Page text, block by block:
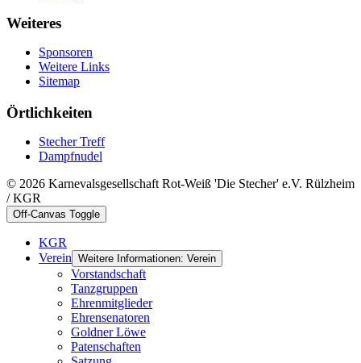
Weiteres
Sponsoren
Weitere Links
Sitemap
Örtlichkeiten
Stecher Treff
Dampfnudel
© 2026 Karnevalsgesellschaft Rot-Weiß 'Die Stecher' e.V. Rülzheim
/ KGR
Off-Canvas Toggle
KGR
Verein Weitere Informationen: Verein
Vorstandschaft
Tanzgruppen
Ehrenmitglieder
Ehrensenatoren
Goldner Löwe
Patenschaften